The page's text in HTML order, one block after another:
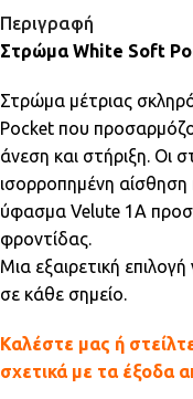
Περιγραφή
Στρώμα White Soft
Στρώμα μέτριας
Pocket που
άνεση και στήριξη. Οι
ισορροπημένη
ύφασμα Velute 1A
φροντίδας.
Μια εξαιρετική
σε κάθε σημείο.
Καλέστε μας ή
σχετικά με τα έξοδα